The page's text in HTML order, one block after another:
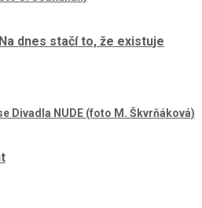
dnes stačí to, že existuje